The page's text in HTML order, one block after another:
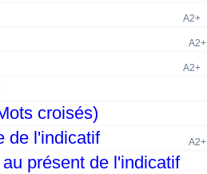
A2+
A2+
A2+
croisés)
de l'indicatif A2+
présent de l'indicatif